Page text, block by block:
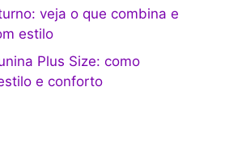
veja o que combina e
estilo
Plus Size: como
e conforto